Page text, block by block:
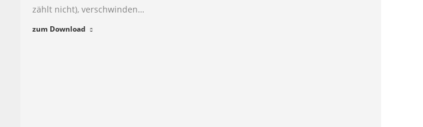
zählt nicht), verschwinden…
zum Download